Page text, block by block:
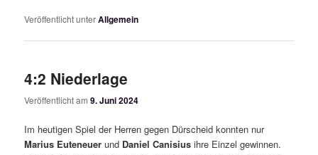
Veröffentlicht unterAllgemein
4:2 Niederlage
Veröffentlicht am9. Juni 2024
Im heutigen Spiel der Herren gegen Dürscheid konnten nur
Marius Euteneuer und Daniel Canisius ihre Einzel gewinnen.